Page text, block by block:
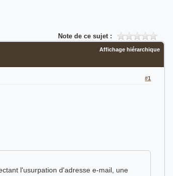
Note de ce sujet :
Affichage hiérarchique
#1
l'usurpation d'adresse e-mail, une